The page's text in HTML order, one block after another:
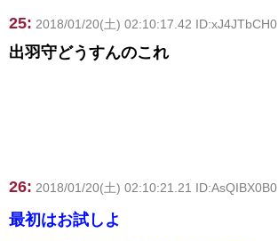
25: 2018/01/20(土) 02:10:17.42 ID:xJ4JTbCH0
出羽守どうすんのこれ
26: 2018/01/20(土) 02:10:21.21 ID:AsQIBX0B0
最初はお試しよ